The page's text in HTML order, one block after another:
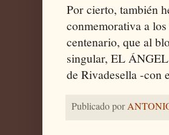
Por cierto, también
conmemorativa a
centenario, que al
singular, EL
de Rivadesella -con
Publicado por